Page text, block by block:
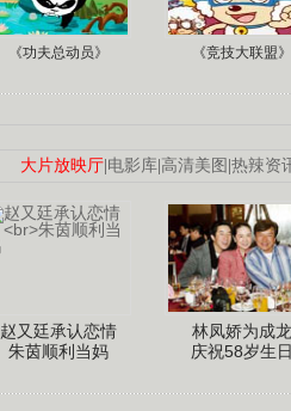
《功夫总动员》 《竞技大联盟》
大片放映厅|电影库|高清美图 |热辣资
赵又廷承认恋情
朱茵顺利当妈
林凤娇为成龙
庆祝58岁生